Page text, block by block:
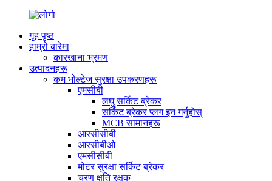
गृह पृष्ठ
हाम्रो बारेमा
कारखाना भ्रमण
उत्पादनहरू
कम भोल्टेज सुरक्षा उपकरणहरू
एमसीबी
लघु सर्किट ब्रेकर
सर्किट ब्रेकर प्लग इन गर्नुहोस्
MCB सामानहरू
आरसीसीबी
आरसीबीओ
एमसीसीबी
मोटर सुरक्षा सर्किट ब्रेकर
चरण क्षति रक्षक